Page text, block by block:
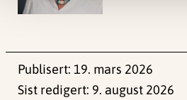
Publisert: 19. mars 2026
Sist redigert: 9. august 2026